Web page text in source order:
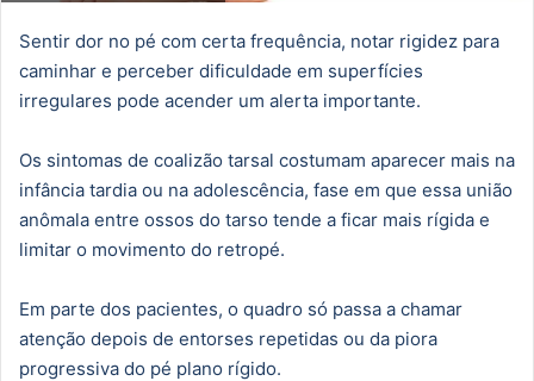
Sentir dor no pé com certa frequência, notar rigidez para
caminhar e perceber dificuldade em superfícies
irregulares pode acender um alerta importante.
Os sintomas de coalizão tarsal costumam aparecer mais na
infância tardia ou na adolescência, fase em que essa união
anômala entre ossos do tarso tende a ficar mais rígida e
limitar o movimento do retropé.
Em parte dos pacientes, o quadro só passa a chamar
atenção depois de entorses repetidas ou da piora
progressiva do pé plano rígido.